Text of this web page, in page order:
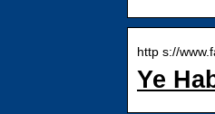
http s://
Ye